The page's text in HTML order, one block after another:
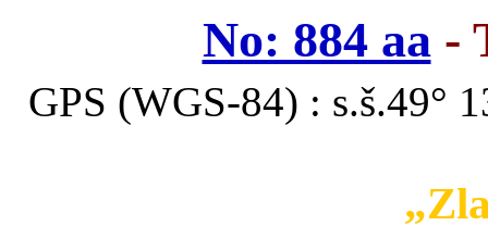
No: 884 aa-
GPS (WGS-84) : s.š.49°